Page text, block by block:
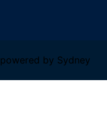
by Sydney